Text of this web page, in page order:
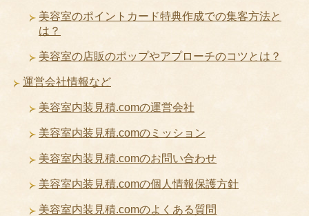
美容室のポイントカード特典作成での集客方法と
は？
美容室の店販のポップやアプローチのコツとは？
運営会社情報など
美容室内装見積.comの運営会社
美容室内装見積.comのミッション
美容室内装見積.comのお問い合わせ
美容室内装見積.comの個人情報保護方針
美容室内装見積.comのよくある質問